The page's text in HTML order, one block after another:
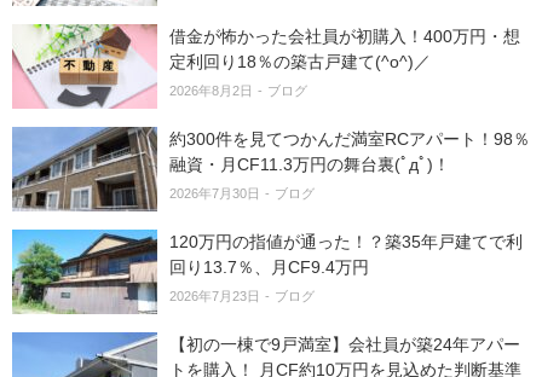
借金が怖かった会社員が初購入！400万円・想
定利回り18％の築古戸建て(^o^)／
2026年8月2日 ブログ
約300件を見てつかんだ満室RCアパート！98％
融資・月CF11.3万円の舞台裏(ﾟдﾟ)！
2026年7月30日 ブログ
120万円の指値が通った！？築35年戸建てで利
回り13.7％、月CF9.4万円
2026年7月23日 ブログ
【初の一棟で9戸満室】会社員が築24年アパー
トを購入！ 月CF約10万円を見込めた判断基準